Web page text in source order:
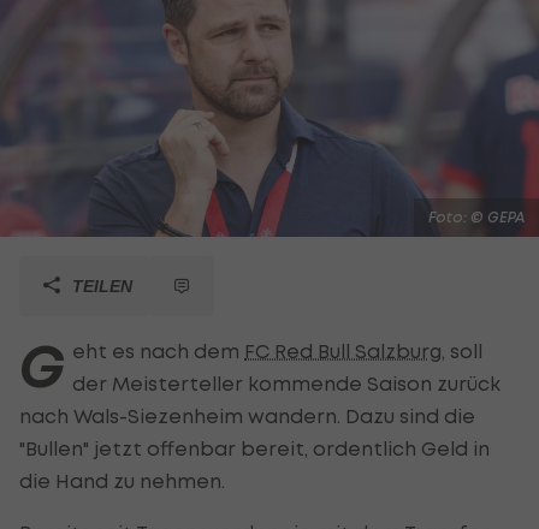
Foto: © GEPA
TEILEN
G eht es nach dem FC Red Bull Salzburg , soll
der Meisterteller kommende Saison zurück
nach Wals-Siezenheim wandern. Dazu sind die
"Bullen" jetzt offenbar bereit, ordentlich Geld in
die Hand zu nehmen.